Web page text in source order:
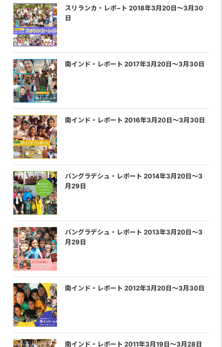
スリランカ・レポ−ト 2018年3月20日〜3月30
日
南インド・レポート 2017年3月20日〜3月30日
南インド・レポート 2016年3月20日〜3月30日
バングラデシュ・レポート 2014年3月20日〜3
月29日
バングラデシュ・レポート 2013年3月20日〜3
月29日
南インド・レポート 2012年3月20日〜3月30日
南インド・レポート 2011年3月19日〜3月28日